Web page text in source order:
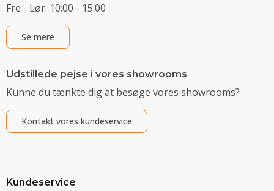
Fre - Lør: 10:00 - 15:00
Se mere
Udstillede pejse i vores showrooms
Kunne du tænkte dig at besøge vores showrooms?
Kontakt vores kundeservice
Kundeservice